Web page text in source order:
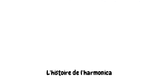
L'histoire de l'harmonica